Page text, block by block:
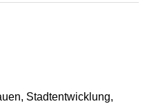
Stadtentwicklung,